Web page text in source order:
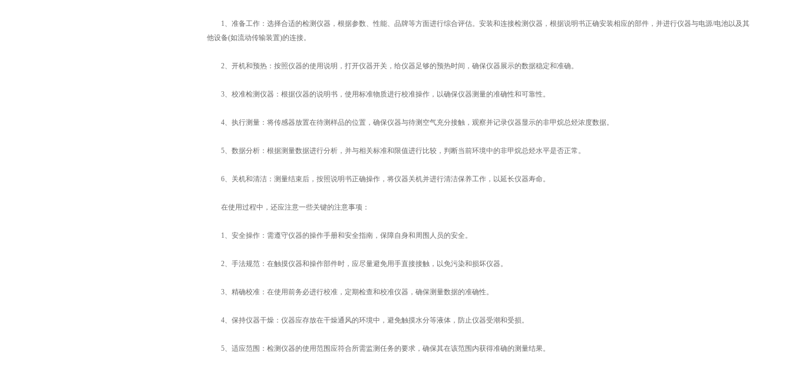
1、准备工作：选择合适的检测仪器，根据参数、性能、品牌等方面进行综合评估。安装和连接检测仪器，根据说明书正确安装相应的部件，并进行仪器与电源/电池以及其
他设备(如流动传输装置)的连接。
2、开机和预热：按照仪器的使用说明，打开仪器开关，给仪器足够的预热时间，确保仪器展示的数据稳定和准确。
3、校准检测仪器：根据仪器的说明书，使用标准物质进行校准操作，以确保仪器测量的准确性和可靠性。
4、执行测量：将传感器放置在待测样品的位置，确保仪器与待测空气充分接触，观察并记录仪器显示的非甲烷总烃浓度数据。
5、数据分析：根据测量数据进行分析，并与相关标准和限值进行比较，判断当前环境中的非甲烷总烃水平是否正常。
6、关机和清洁：测量结束后，按照说明书正确操作，将仪器关机并进行清洁保养工作，以延长仪器寿命。
在使用过程中，还应注意一些关键的注意事项：
1、安全操作：需遵守仪器的操作手册和安全指南，保障自身和周围人员的安全。
2、手法规范：在触摸仪器和操作部件时，应尽量避免用手直接接触，以免污染和损坏仪器。
3、精确校准：在使用前务必进行校准，定期检查和校准仪器，确保测量数据的准确性。
4、保持仪器干燥：仪器应存放在干燥通风的环境中，避免触摸水分等液体，防止仪器受潮和受损。
5、适应范围：检测仪器的使用范围应符合所需监测任务的要求，确保其在该范围内获得准确的测量结果。